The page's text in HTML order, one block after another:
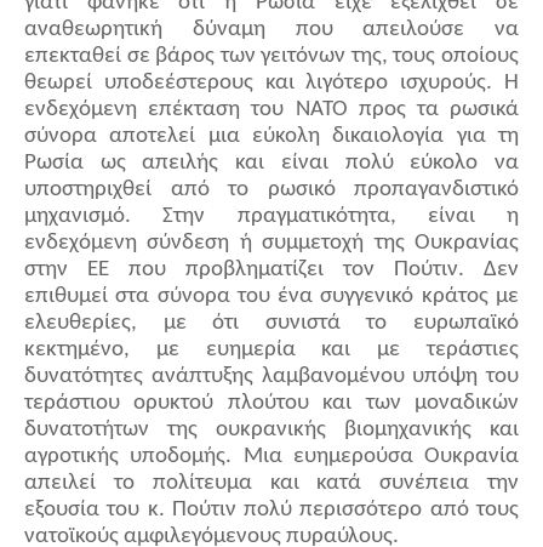
αναθεωρητική δύναμη που απειλούσε να
επεκταθεί σε βάρος των γειτόνων της, τους οποίους
θεωρεί υποδεέστερους και λιγότερο ισχυρούς. Η
ενδεχόμενη επέκταση του ΝΑΤΟ προς τα ρωσικά
σύνορα αποτελεί μια εύκολη δικαιολογία για τη
Ρωσία ως απειλής και είναι πολύ εύκολο να
υποστηριχθεί από το ρωσικό προπαγανδιστικό
μηχανισμό. Στην πραγματικότητα, είναι η
ενδεχόμενη σύνδεση ή συμμετοχή της Ουκρανίας
στην ΕΕ που προβληματίζει τον Πούτιν. Δεν
επιθυμεί στα σύνορα του ένα συγγενικό κράτος με
ελευθερίες, με ότι συνιστά το ευρωπαϊκό
κεκτημένο, με ευημερία και με τεράστιες
δυνατότητες ανάπτυξης λαμβανομένου υπόψη του
τεράστιου ορυκτού πλούτου και των μοναδικών
δυνατοτήτων της ουκρανικής βιομηχανικής και
αγροτικής υποδομής. Μια ευημερούσα Ουκρανία
απειλεί το πολίτευμα και κατά συνέπεια την
εξουσία του κ. Πούτιν πολύ περισσότερο από τους
νατοϊκούς αμφιλεγόμενους πυραύλους.